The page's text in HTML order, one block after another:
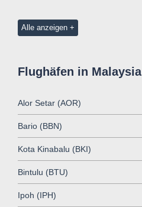
Alle anzeigen
Flughäfen in Malaysia
Alor Setar (AOR)
Bario (BBN)
Kota Kinabalu (BKI)
Bintulu (BTU)
Ipoh (IPH)